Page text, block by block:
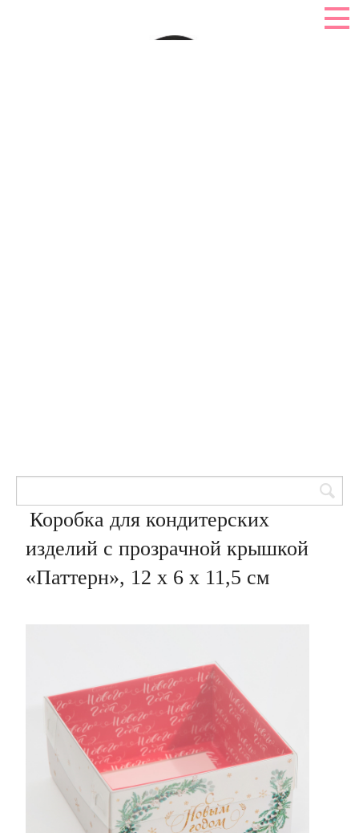
Коробка для кондитерских
изделий с прозрачной крышкой
«Паттерн», 12 х 6 х 11,5 см